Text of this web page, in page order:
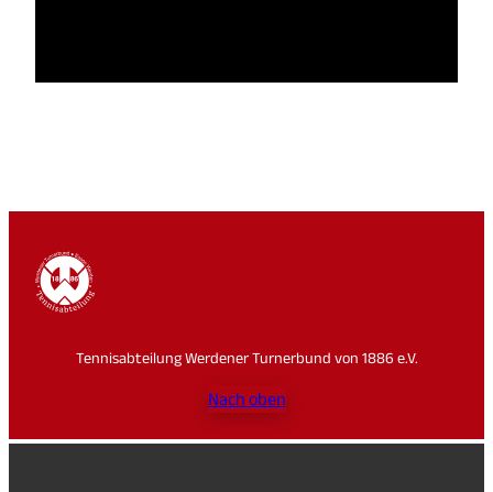
Tennisabteilung Werdener Turnerbund von 1886 e.V.
Nach oben